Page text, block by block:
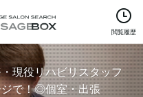
閲覧履歴
現役リハビリスタッフ
で！◎個室・出張